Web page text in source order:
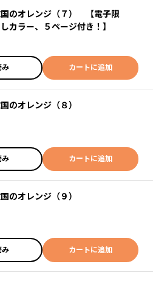
のオレンジ（７） 【電子限
カラー、５ページ付き！】
み カートに追加
のオレンジ（８）
み カートに追加
のオレンジ（９）
み カートに追加